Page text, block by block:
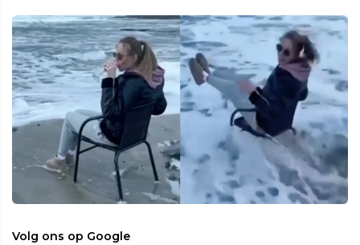
Volg ons op Google